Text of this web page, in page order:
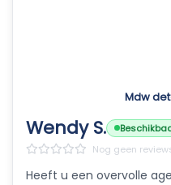
Mdw
Wendy S.
Nog geen
Heeft u een overvolle